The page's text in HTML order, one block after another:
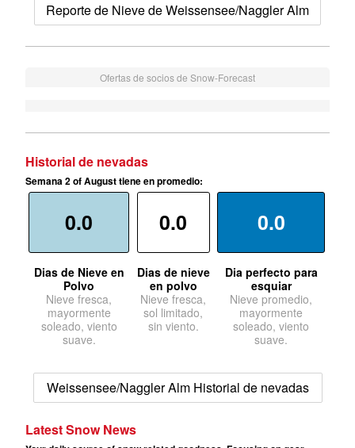
Reporte de Nieve de Weissensee/Naggler Alm
Ofertas de socios de Snow-Forecast
Historial de nevadas
Semana 2 of August tiene en promedio:
0.0
Dias de Nieve en
Polvo
Nieve fresca,
mayormente
soleado, viento
suave.
0.0
Dias de nieve
en polvo
Nieve fresca,
sol limitado,
sin viento.
0.0
Dia perfecto para
esquiar
Nieve promedio,
mayormente
soleado, viento
suave.
Weissensee/Naggler Alm Historial de nevadas